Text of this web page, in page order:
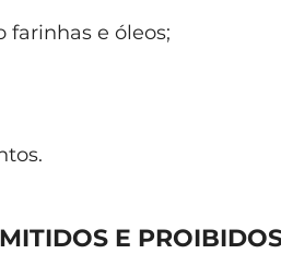
farinhas e óleos;
E